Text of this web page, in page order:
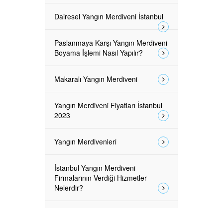
Dairesel Yangın Merdiveni İstanbul
Paslanmaya Karşı Yangın Merdiveni
Boyama İşlemi Nasıl Yapılır?
Makaralı Yangın Merdiveni
Yangın Merdiveni Fiyatları İstanbul
2023
Yangın Merdivenleri
İstanbul Yangın Merdiveni
Firmalarının Verdiği Hizmetler
Nelerdir?